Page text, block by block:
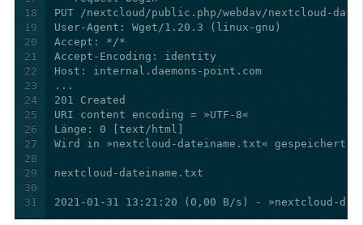
18
19
20
21
22
23
24
25
26
27
28
29
30
31
2021-01-31 13:21:20 (0,00 B/s) - »nextcloud-